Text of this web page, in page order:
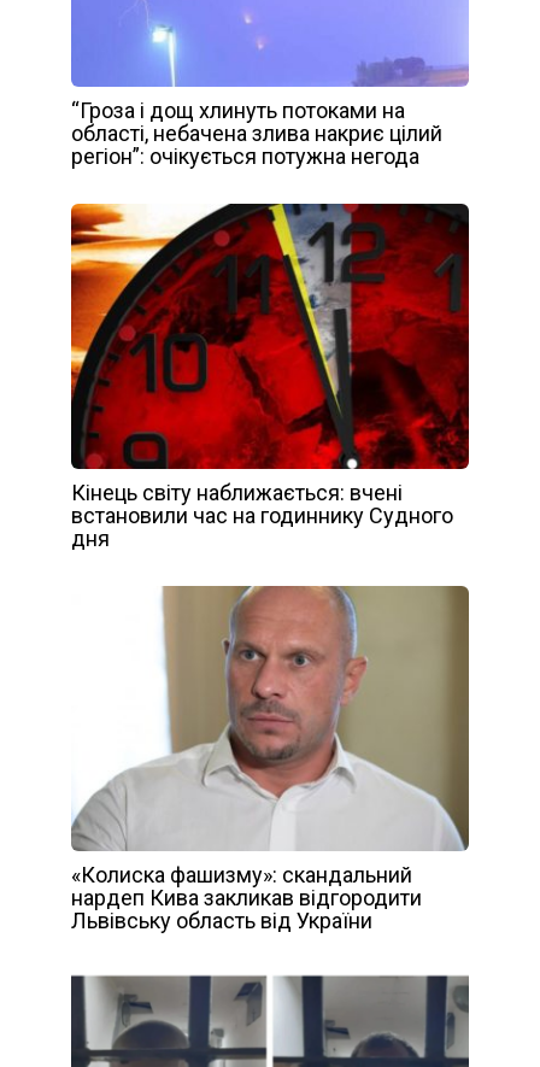
“Гроза і дощ хлинуть потоками на
області, небачена злива накриє цілий
регіон”: очікується потужна негода
Кінець світу наближається: вчені
встановили час на годиннику Судного
дня
«Колиска фашизму»: скандальний
нардеп Кива закликав відгородити
Львівську область від України